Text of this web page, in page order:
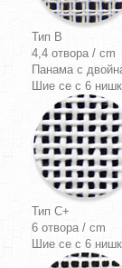
Тип B
4,4 отвора / cm
Панама с
Шие се с 6
Тип C+
6 отвора / cm
Шие се с 6